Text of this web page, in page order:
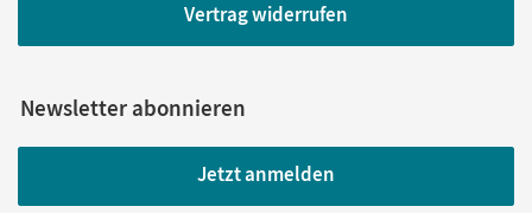
Vertrag widerrufen
Newsletter abonnieren
Jetzt anmelden